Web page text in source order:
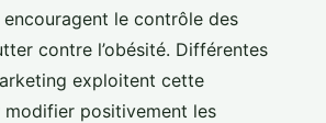
encouragent le contrôle des
contre l’obésité. Différentes
exploitent cette
positivement les